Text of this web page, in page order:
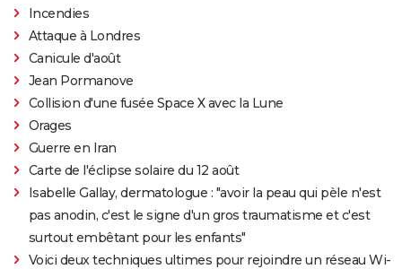
Incendies
Attaque à Londres
Canicule d'août
Jean Pormanove
Collision d'une fusée Space X avec la Lune
Orages
Guerre en Iran
Carte de l'éclipse solaire du 12 août
Isabelle Gallay, dermatologue : "avoir la peau qui pèle n'est
pas anodin, c'est le signe d'un gros traumatisme et c'est
surtout embêtant pour les enfants"
Voici deux techniques ultimes pour rejoindre un réseau Wi-